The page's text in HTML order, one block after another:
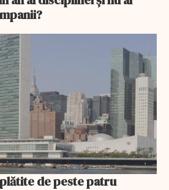
de peste patru